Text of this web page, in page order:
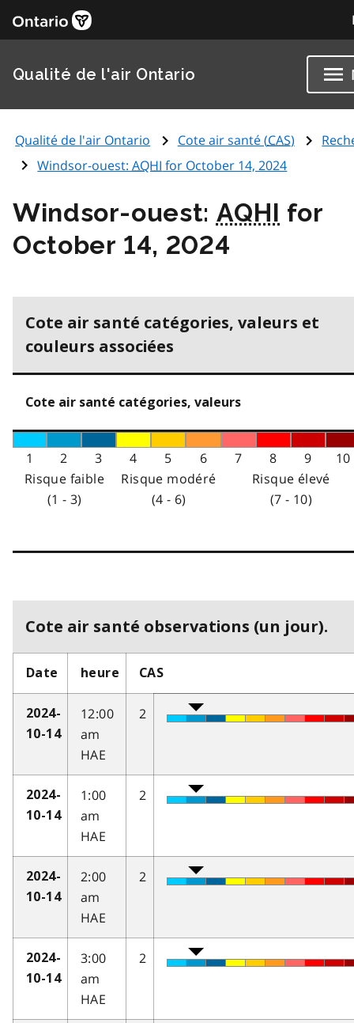
Qualité de l'air Ontario
Qualité de l'air Ontario Cote air santé (CAS)
Windsor-ouest:AQHI for October 14, 2024
Windsor-ouest: AQHI for
October 14, 2024
Cote air santé catégories, valeurs et
couleurs associées
Cote air santé catégories, valeurs
1 2 3 4 5 6 7 8 9
10
Risque faible
(1 - 3)
Risque modéré
(4 - 6)
Risque élevé
(7 - 10)
Cote air santé observations (un jour).
Date heure CAS
2024-
10-14
12:00
am
HAE
2
2024-
10-14
1:00
am
HAE
2
2024-
10-14
2:00
am
HAE
2
2024-
10-14
3:00
am
HAE
2